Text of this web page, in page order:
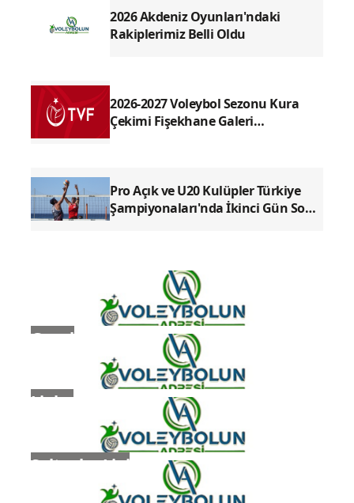
2026 Akdeniz Oyunları'ndaki
Rakiplerimiz Belli Oldu
2026-2027 Voleybol Sezonu Kura
Çekimi Fişekhane Galeri
Pro Açık ve U20 Kulüpler Türkiye
Şampiyonaları'nda İkinci Gün Sona
Genel
Ligler
Sultanlar Ligi